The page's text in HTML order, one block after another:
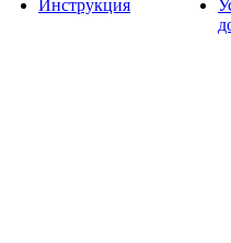
Инструкция